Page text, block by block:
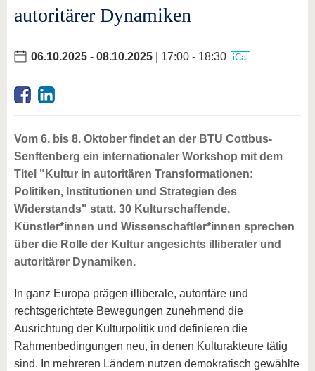
autoritärer Dynamiken
06.10.2025 - 08.10.2025 | 17:00 - 18:30 iCal
Vom 6. bis 8. Oktober findet an der BTU Cottbus-
Senftenberg ein internationaler Workshop mit dem
Titel "Kultur in autoritären Transformationen:
Politiken, Institutionen und Strategien des
Widerstands" statt. 30 Kulturschaffende,
Künstler*innen und Wissenschaftler*innen sprechen
über die Rolle der Kultur angesichts illiberaler und
autoritärer Dynamiken.
In ganz Europa prägen illiberale, autoritäre und
rechtsgerichtete Bewegungen zunehmend die
Ausrichtung der Kulturpolitik und definieren die
Rahmenbedingungen neu, in denen Kulturakteure tätig
sind. In mehreren Ländern nutzen demokratisch gewählte